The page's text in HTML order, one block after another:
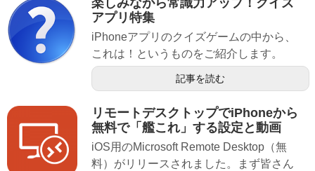
アプリ特集
iPhoneアプリのクイズゲームの中から、
これは！というものをご紹介します。
記事を読む
リモートデスクトップでiPhoneから
無料で「艦これ」する設定と動画
iOS用のMicrosoft Remote Desktop（無
料）がリリースされました。まず皆さん